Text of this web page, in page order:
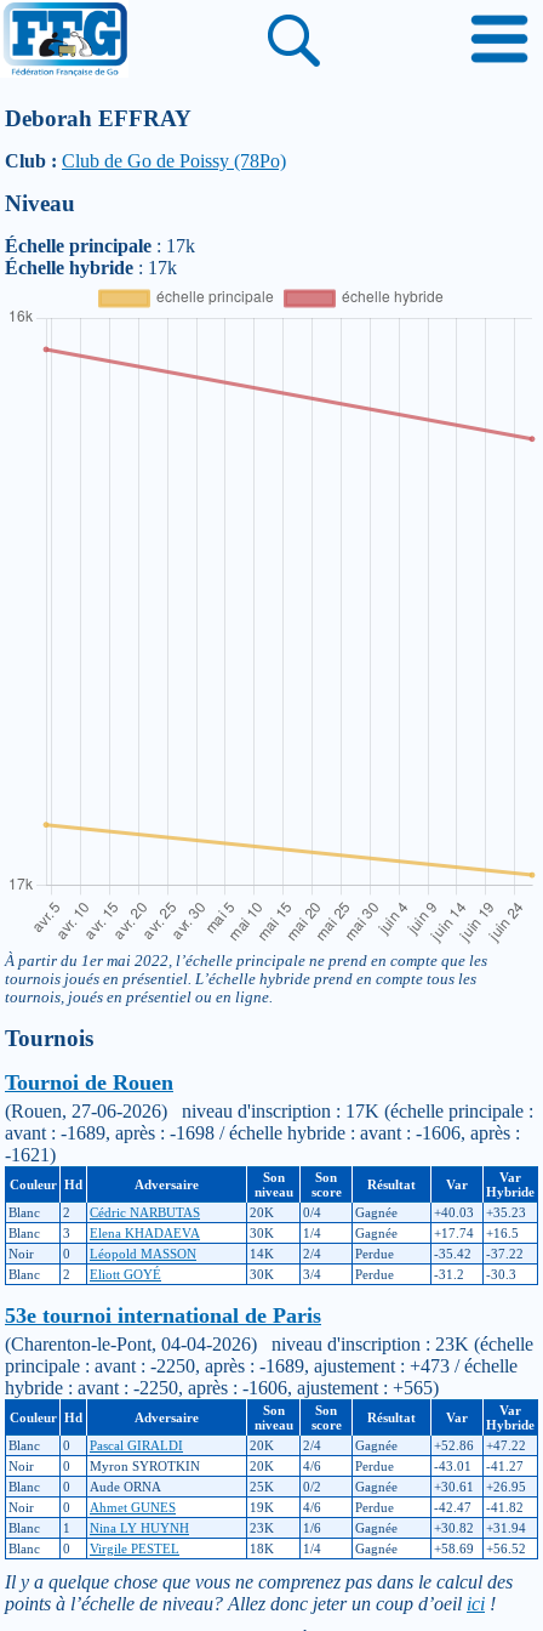
Deborah EFFRAY
Club : Club de Go de Poissy (78Po)
Niveau
Échelle principale : 17k
Échelle hybride : 17k
À partir du 1er mai 2022, l’échelle principale ne prend en compte que les
tournois joués en présentiel. L’échelle hybride prend en compte tous les
tournois, joués en présentiel ou en ligne.
Tournois
Tournoi de Rouen
(Rouen, 27-06-2026) niveau d'inscription : 17K (échelle principale :
avant : -1689, après : -1698 / échelle hybride : avant : -1606, après :
-1621)
Couleur Hd Adversaire
Son
niveau
Son
score
Résultat Var
Var
Hybride
Blanc
2 Cédric NARBUTAS 20K 0/4 Gagnée +40.03
+35.23
Blanc
3 Elena KHADAEVA 30K 1/4 Gagnée +17.74
+16.5
Noir
0 Léopold MASSON 14K 2/4 Perdue -35.42
-37.22
Blanc
2 Eliott GOYÉ 30K 3/4 Perdue -31.2 -30.3
53e tournoi international de Paris
(Charenton-le-Pont, 04-04-2026) niveau d'inscription : 23K (échelle
principale : avant : -2250, après : -1689, ajustement : +473 / échelle
hybride : avant : -2250, après : -1606, ajustement : +565)
Couleur Hd Adversaire
Son
niveau
Son
score
Résultat Var
Var
Hybride
Blanc
0 Pascal GIRALDI 20K 2/4 Gagnée +52.86
+47.22
Noir
0 Myron SYROTKIN 20K 4/6 Perdue -43.01
-41.27
Blanc
0 Aude ORNA 25K 0/2 Gagnée +30.61
+26.95
Noir
0 Ahmet GUNES 19K 4/6 Perdue -42.47
-41.82
Blanc
1 Nina LY HUYNH 23K 1/6 Gagnée +30.82
+31.94
Blanc
0 Virgile PESTEL 18K 1/4 Gagnée +58.69 +56.52
Il y a quelque chose que vous ne comprenez pas dans le calcul des
points à l’échelle de niveau? Allez donc jeter un coup d’oeil ici !